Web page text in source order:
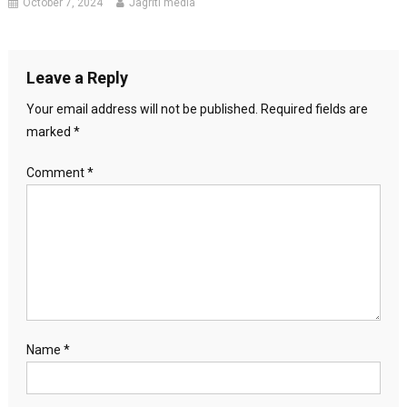
October 7, 2024 Jagriti media
Leave a Reply
Your email address will not be published.
Required fields are
marked *
Comment*
Name *